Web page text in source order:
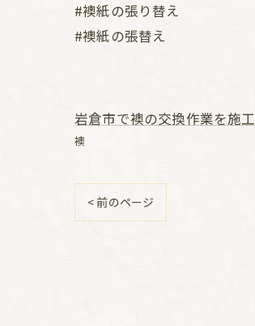
#襖紙の張り替え
#襖紙の張替え
岩倉市で襖の交換作業を施工
襖
< 前のページ